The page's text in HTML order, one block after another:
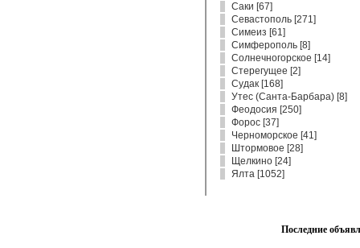
Саки [67]
Севастополь[271]
Симеиз [61]
Симферополь[8]
Солнечногорское [14]
Стерегущее [2]
Судак[168]
Утес (Санта-Барбара)[8]
Феодосия [250]
Форос[37]
Черноморское [41]
Штормовое [28]
Щелкино[24]
Ялта[1052]
Последние